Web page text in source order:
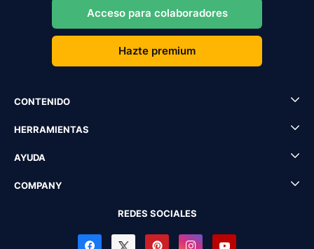
Acceso para colaboradores
Hazte premium
CONTENIDO
HERRAMIENTAS
AYUDA
COMPANY
REDES SOCIALES